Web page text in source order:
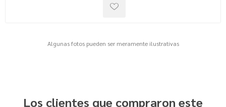
Algunas fotos pueden ser meramente ilustrativas
Los clientes que compraron este